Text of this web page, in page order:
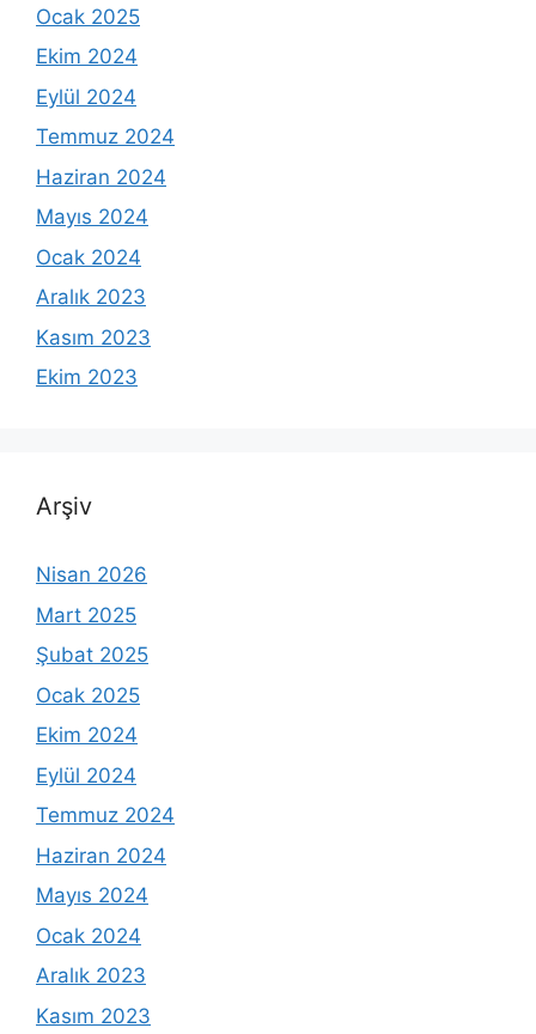
Ocak 2025
Ekim 2024
Eylül 2024
Temmuz 2024
Haziran 2024
Mayıs 2024
Ocak 2024
Aralık 2023
Kasım 2023
Ekim 2023
Arşiv
Nisan 2026
Mart 2025
Şubat 2025
Ocak 2025
Ekim 2024
Eylül 2024
Temmuz 2024
Haziran 2024
Mayıs 2024
Ocak 2024
Aralık 2023
Kasım 2023